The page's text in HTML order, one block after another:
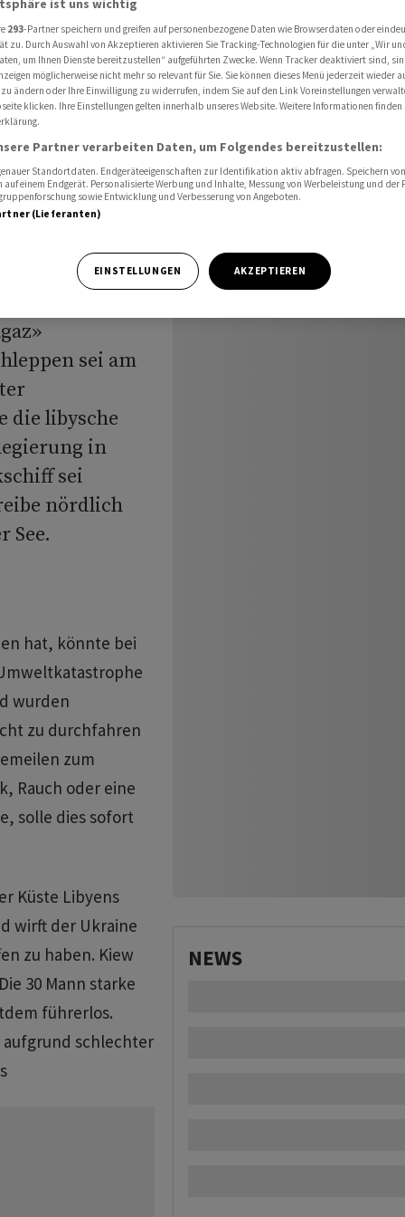
zum
sei am
die libysche
in
sei
nördlich
See.
hat, könnte bei
wurden
zu durchfahren
zum
Rauch oder eine
solle dies sofort
Küste Libyens
wirft der Ukraine
zu haben. Kiew
30 Mann starke
führerlos.
schlechter
NEWS
293-Partner speichern und greifen auf personenbezogene Daten wie Browserdaten oder
zu. Durch Auswahl von Akzeptieren aktivieren Sie Tracking-Technologien für die unter „Wir
um Ihnen Dienste bereitzustellen“ aufgeführten Zwecke. Wenn Tracker deaktiviert sind,
möglicherweise nicht mehr so relevant für Sie. Sie können dieses Menü jederzeit wieder
ändern oder Ihre Einwilligung zu widerrufen, indem Sie auf den Link Voreinstellungen
klicken. Ihre Einstellungen gelten innerhalb unseres Website. Weitere Informationen finden
Partner verarbeiten Daten, um Folgendes bereitzustellen:
Standortdaten. Endgeräteeigenschaften zur Identifikation aktiv abfragen. Speichern
einem Endgerät. Personalisierte Werbung und Inhalte, Messung von Werbeleistung und der
sowie Entwicklung und Verbesserung von Angeboten.
(Lieferanten)
EINSTELLUNGEN AKZEPTIEREN